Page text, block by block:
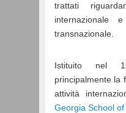
trattati
internazionale
transnazionale.
Istituito nel
principalmente la
attività
Georgia School of